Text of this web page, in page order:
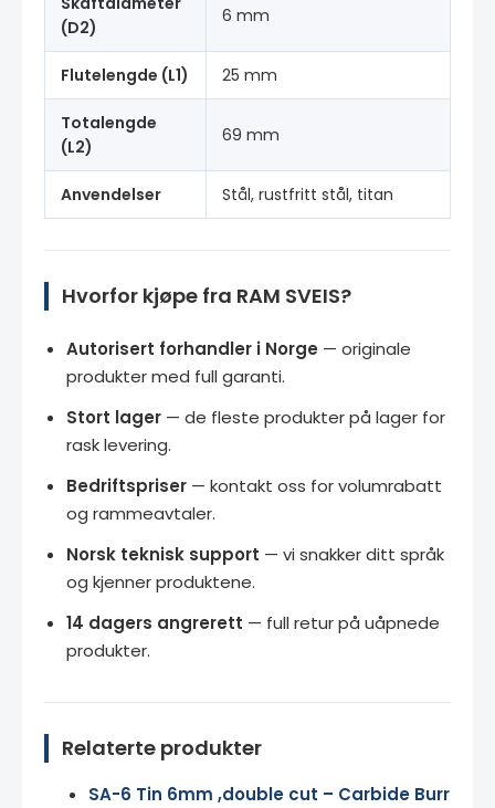
(D2)
6 mm
Flutelengde (L1) 25 mm
Totalengde
(L2)
69 mm
Anvendelser Stål, rustfritt stål, titan
Hvorfor kjøpe fra RAM SVEIS?
Autorisert forhandler i Norge — originale
produkter med full garanti.
Stort lager — de fleste produkter på lager for
rask levering.
Bedriftspriser — kontakt oss for volumrabatt
og rammeavtaler.
Norsk teknisk support — vi snakker ditt språk
og kjenner produktene.
14 dagers angrerett — full retur på uåpnede
produkter.
Relaterte produkter
SA-6 Tin 6mm ,double cut – Carbide Burr